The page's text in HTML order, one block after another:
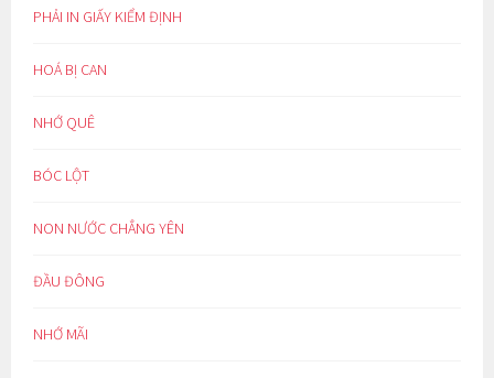
PHẢI IN GIẤY KIỂM ĐỊNH
HOÁ BỊ CAN
NHỚ QUÊ
BÓC LỘT
NON NƯỚC CHẲNG YÊN
ĐẦU ĐÔNG
NHỚ MÃI